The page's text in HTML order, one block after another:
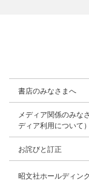
書店のみなさまへ
メディア関係のみな
ディア利用について）
お詫びと訂正
昭文社ホールディン